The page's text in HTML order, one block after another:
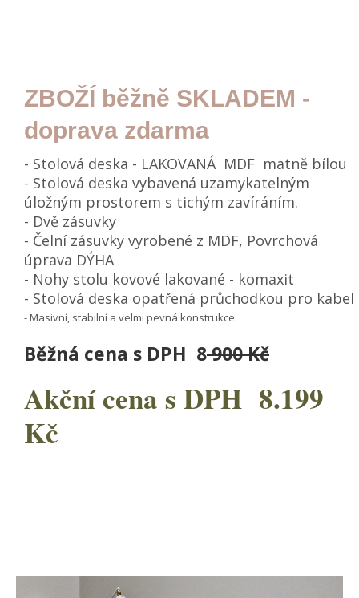
ZBOŽÍ běžně SKLADEM -
doprava zdarma
- Stolová deska - LAKOVANÁ MDF matně bílou
- Stolová deska vybavená uzamykatelným
úložným prostorem s tichým zavíráním.
- Dvě zásuvky
- Čelní zásuvky vyrobené z MDF, Povrchová
úprava DÝHA
- Nohy stolu kovové lakované - komaxit
- Stolová deska opatřená průchodkou pro kabel
- Masivní, stabilní a velmi pevná konstrukce
Běžná cena s DPH 8900 Kč
Akční cena s DPH 8.199
Kč